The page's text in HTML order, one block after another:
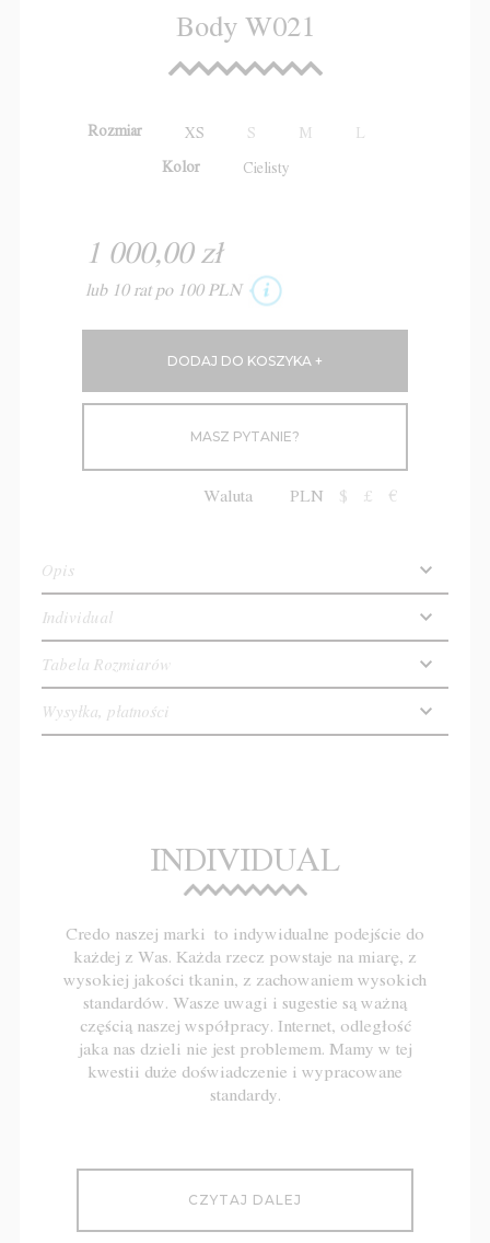
Body W021
Rozmiar XS S M
Kolor Cielisty
1 000,00 zł
lub 10 rat po 100 PLN
MASZ PYTANIE?
Waluta PLN $ £ €
Opis
Individual
Tabela Rozmiarów
Wysyłka, płatności
INDIVIDUAL
Credo naszej marki to indywidualne podejście do
każdej z Was. Każda rzecz powstaje na miarę, z
wysokiej jakości tkanin, z zachowaniem wysokich
standardów. Wasze uwagi i sugestie są ważną
częścią naszej współpracy. Internet, odległość
jaka nas dzieli nie jest problemem. Mamy w tej
kwestii duże doświadczenie i wypracowane
standardy.
CZYTAJ DALEJ